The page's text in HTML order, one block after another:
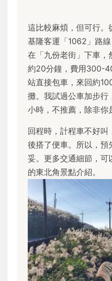
這比較麻煩，但可行。
基隆客運「1062」路
在「九份老街」下車，
約20分鐘，費用300-
站直接包車，來回約
攤。我試過公車加步行
小時，不推薦，除非你
回程時，計程車不好
後搭了便車。所以，預
妥。更多交通細節，可
的東北角景點介紹。